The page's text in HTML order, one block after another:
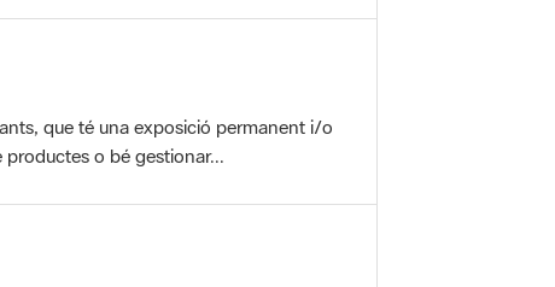
que té una exposició permanent i/o
o bé gestionar...